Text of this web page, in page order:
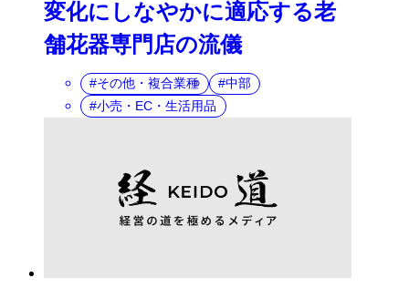
変化にしなやかに適応する老
舗花器専門店の流儀
その他・複合業種
中部
小売・EC・生活用品